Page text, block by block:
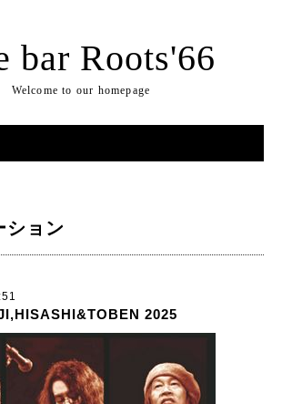
bar Roots'66
Welcome to our homepage
ション
2025